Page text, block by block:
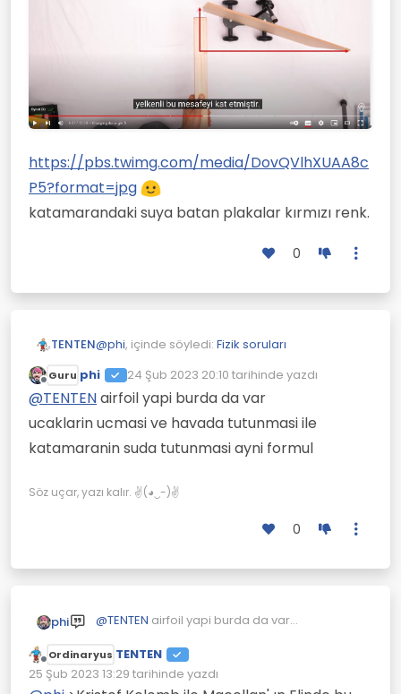
https://pbs.twimg.com/media/DovQVlhXUAA8c
P5?format=jpg
katamarandaki suya batan plakalar kırmızı renk.
0
TENTEN@phi, içinde söyledi: Fizik soruları
@TENTENburada hesaba katilmayan
suyun kaldirma kuvveti, suyun surtunme
katsayisinin azligi ve dalga boyunun itme
kuvvetidir
Aşağıdaki resimde yukarı doğru itilen
makaralı çubuk rüzgarın aldığı yol(Kısa kırmızı
çizgi).
Uzun kırmızılı çizgide arabanın aldığı yol.
Yelkenlerde tekerlek yerine altında düz plaka
var onlar rüzgar yönünde sürüklenmesine
Çevrimdışı
Guru phi 24 Şub 2023 20:10 tarihinde yazdı
Son düzenleyen:
@TENTENairfoil yapi burda da var
ucaklarin ucmasi ve havada tutunmasi ile
katamaranin suda tutunmasi ayni formul
Söz uçar, yazı kalır. ✌(◕‿-)✌
0
phi @TENTEN airfoil yapi burda da var
katamaranin suda tutunmasi ayni formul
Çevrimdışı
Ordinaryus TENTEN
25 Şub 2023 13:29 tarihinde yazdı
Son düzenleyen: